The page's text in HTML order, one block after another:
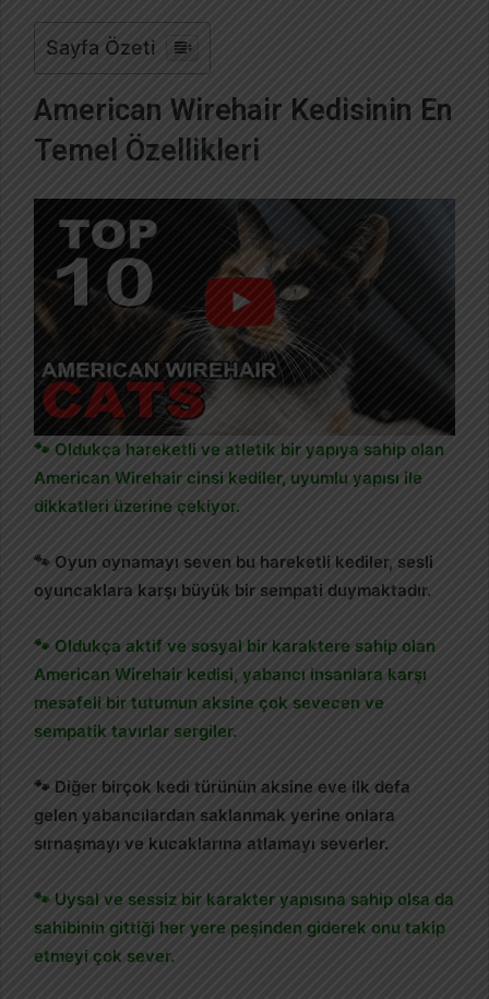
e
Sayfa Özeti
American Wirehair Kedisinin En
Temel Özellikleri
🐾 Oldukça hareketli ve atletik bir yapıya sahip olan
American Wirehair cinsi kediler, uyumlu yapısı ile
dikkatleri üzerine çekiyor.
🐾 Oyun oynamayı seven bu hareketli kediler, sesli
oyuncaklara karşı büyük bir sempati duymaktadır.
🐾 Oldukça aktif ve sosyal bir karaktere sahip olan
American Wirehair kedisi, yabancı insanlara karşı
mesafeli bir tutumun aksine çok sevecen ve
sempatik tavırlar sergiler.
🐾 Diğer birçok kedi türünün aksine eve ilk defa
gelen yabancılardan saklanmak yerine onlara
sırnaşmayı ve kucaklarına atlamayı severler.
🐾 Uysal ve sessiz bir karakter yapısına sahip olsa da
sahibinin gittiği her yere peşinden giderek onu takip
etmeyi çok sever.